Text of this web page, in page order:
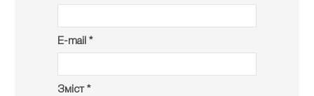
E-mail *
Зміст *